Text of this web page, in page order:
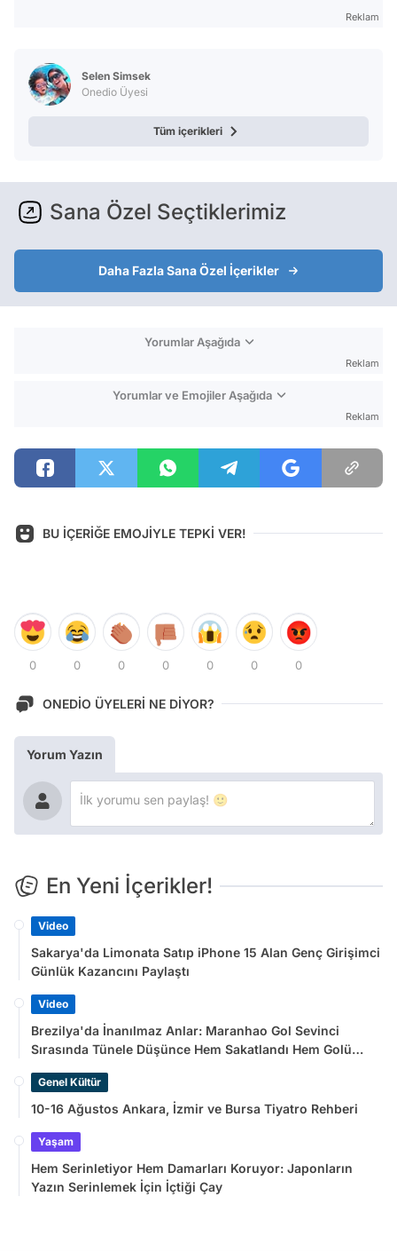
Reklam
Selen Simsek
Onedio Üyesi
Tüm içerikleri
Sana Özel Seçtiklerimiz
Daha Fazla Sana Özel İçerikler
Yorumlar Aşağıda
Reklam
Yorumlar ve Emojiler Aşağıda
Reklam
BU İÇERİĞE EMOJİYLE TEPKİ VER!
0 0 0 0 0 0 0
ONEDİO ÜYELERİ NE DİYOR?
Yorum Yazın
En Yeni İçerikler!
Video
Sakarya'da Limonata Satıp iPhone 15 Alan Genç Girişimci
Günlük Kazancını Paylaştı
Video
Brezilya'da İnanılmaz Anlar: Maranhao Gol Sevinci
Sırasında Tünele Düşünce Hem Sakatlandı Hem Golü
Genel Kültür
10-16 Ağustos Ankara, İzmir ve Bursa Tiyatro Rehberi
Yaşam
Hem Serinletiyor Hem Damarları Koruyor: Japonların
Yazın Serinlemek İçin İçtiği Çay